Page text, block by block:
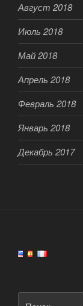
Август 2018
Июль 2018
Май 2018
Апрель 2018
Февраль 2018
Январь 2018
Декабрь 2017